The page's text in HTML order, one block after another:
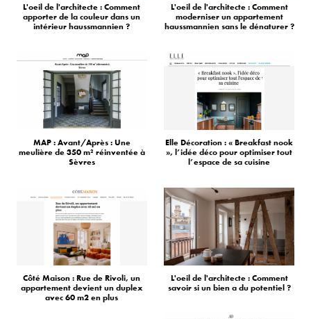
L'oeil de l'architecte : Comment
apporter de la couleur dans un
intérieur haussmannien ?
L'oeil de l'architecte : Comment
moderniser un appartement
haussmannien sans le dénaturer ?
MAP : Avant/Après : Une
meulière de 350 m² réinventée à
Sèvres
Elle Décoration : « Breakfast nook
», l’idée déco pour optimiser tout
l’espace de sa cuisine
Côté Maison : Rue de Rivoli, un
appartement devient un duplex
avec 60 m2 en plus
L'oeil de l'architecte : Comment
savoir si un bien a du potentiel ?